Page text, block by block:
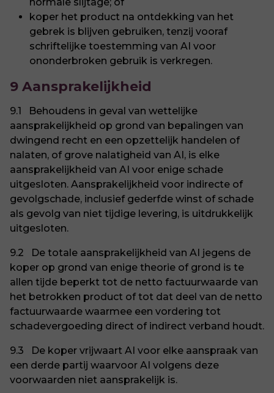
koper het product na ontdekking van het
gebrek is blijven gebruiken, tenzij vooraf
schriftelijke toestemming van AI voor
ononderbroken gebruik is verkregen.
9 Aansprakelijkheid
9.1 Behoudens in geval van wettelijke
aansprakelijkheid op grond van bepalingen van
dwingend recht en een opzettelijk handelen of
nalaten, of grove nalatigheid van AI, is elke
aansprakelijkheid van AI voor enige schade
uitgesloten. Aansprakelijkheid voor indirecte of
gevolgschade, inclusief gederfde winst of schade
als gevolg van niet tijdige levering, is uitdrukkelijk
uitgesloten.
9.2 De totale aansprakelijkheid van AI jegens de
koper op grond van enige theorie of grond is te
allen tijde beperkt tot de netto factuurwaarde van
het betrokken product of tot dat deel van de netto
factuurwaarde waarmee een vordering tot
schadevergoeding direct of indirect verband houdt.
9.3 De koper vrijwaart AI voor elke aanspraak van
een derde partij waarvoor AI volgens deze
voorwaarden niet aansprakelijk is.